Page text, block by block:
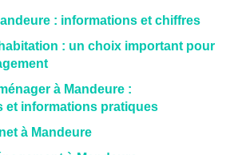
: informations et chiffres
: un choix important pour
à Mandeure :
et informations pratiques
à Mandeure